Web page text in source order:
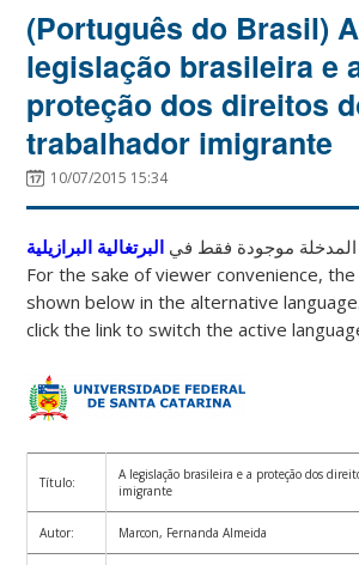
(Português do Brasil) A
legislação brasileira e
proteção dos direitos
trabalhador imigrante
10/07/2015 15:34
المدخلة موجودة فقط في البرتغالية البرازيلية
For the sake of viewer convenience,
shown below in the alternative
click the link to switch the active
Título:
A legislação brasileira e a proteção dos
imigrante
Autor: Marcon, Fernanda Almeida